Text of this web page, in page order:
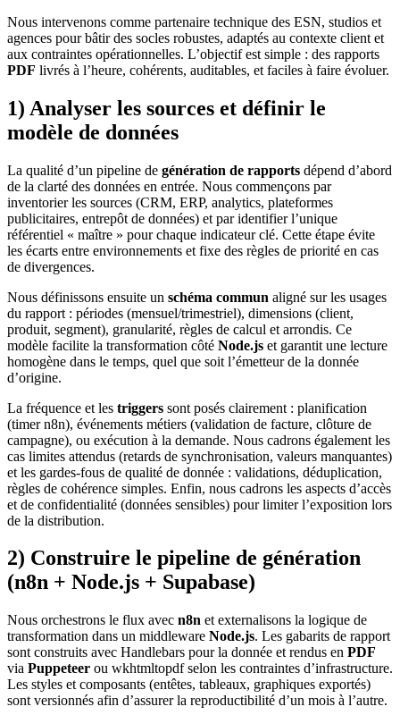
Nous intervenons comme partenaire technique des ESN, studios et
agences pour bâtir des socles robustes, adaptés au contexte client et
aux contraintes opérationnelles. L’objectif est simple : des rapports
PDF livrés à l’heure, cohérents, auditables, et faciles à faire évoluer.
1) Analyser les sources et définir le
modèle de données
La qualité d’un pipeline de génération de rapports dépend d’abord
de la clarté des données en entrée. Nous commençons par
inventorier les sources (CRM, ERP, analytics, plateformes
publicitaires, entrepôt de données) et par identifier l’unique
référentiel « maître » pour chaque indicateur clé. Cette étape évite
les écarts entre environnements et fixe des règles de priorité en cas
de divergences.
Nous définissons ensuite un schéma commun aligné sur les usages
du rapport : périodes (mensuel/trimestriel), dimensions (client,
produit, segment), granularité, règles de calcul et arrondis. Ce
modèle facilite la transformation côté Node.js et garantit une lecture
homogène dans le temps, quel que soit l’émetteur de la donnée
d’origine.
La fréquence et les triggers sont posés clairement : planification
(timer n8n), événements métiers (validation de facture, clôture de
campagne), ou exécution à la demande. Nous cadrons également les
cas limites attendus (retards de synchronisation, valeurs manquantes)
et les gardes-fous de qualité de donnée : validations, déduplication,
règles de cohérence simples. Enfin, nous cadrons les aspects d’accès
et de confidentialité (données sensibles) pour limiter l’exposition lors
de la distribution.
2) Construire le pipeline de génération
(n8n + Node.js + Supabase)
Nous orchestrons le flux avec n8n et externalisons la logique de
transformation dans un middleware Node.js. Les gabarits de rapport
sont construits avec Handlebars pour la donnée et rendus en PDF
via Puppeteer ou wkhtmltopdf selon les contraintes d’infrastructure.
Les styles et composants (entêtes, tableaux, graphiques exportés)
sont versionnés afin d’assurer la reproductibilité d’un mois à l’autre.